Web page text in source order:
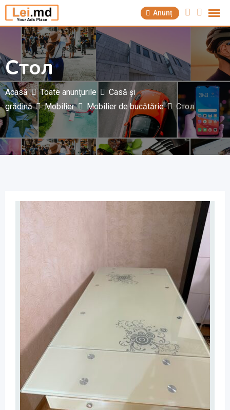
Săriți
la
conținut
Anunț
Стол
Acasă Toate anunțurile
Casă și
grădină
Mobilier Mobilier de bucătărie Стол